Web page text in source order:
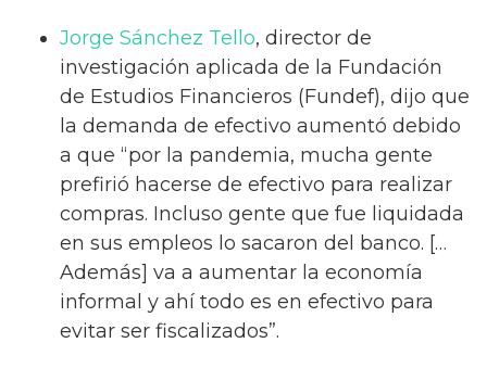
Jorge Sánchez Tello, director de
investigación aplicada de la Fundación
de Estudios Financieros (Fundef), dijo que
la demanda de efectivo aumentó debido
a que “por la pandemia, mucha gente
prefirió hacerse de efectivo para realizar
compras. Incluso gente que fue liquidada
en sus empleos lo sacaron del banco. […
Además] va a aumentar la economía
informal y ahí todo es en efectivo para
evitar ser fiscalizados”.